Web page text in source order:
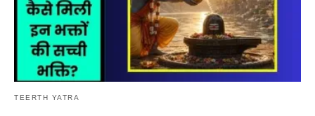
TEERTH YATRA